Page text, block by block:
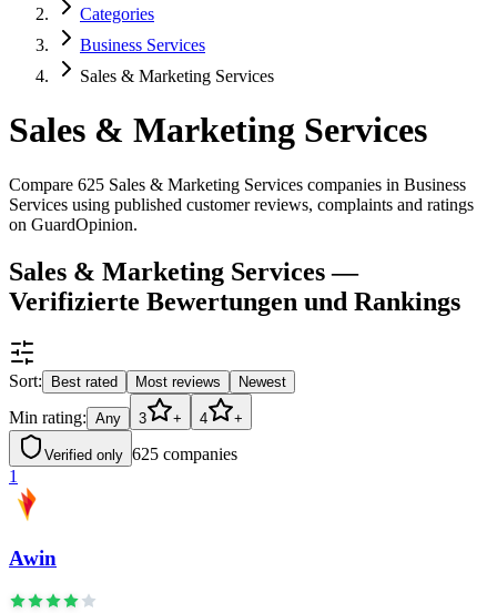
Categories
Business Services
Sales & Marketing Services
Sales & Marketing Services
Compare 625 Sales & Marketing Services companies in Business
Services using published customer reviews, complaints and ratings
on GuardOpinion.
Sales & Marketing Services —
Verifizierte Bewertungen und Rankings
Sort: Best rated Most reviews Newest
Min rating: Any 3 + 4 +
Verified only 625 companies
1
Awin